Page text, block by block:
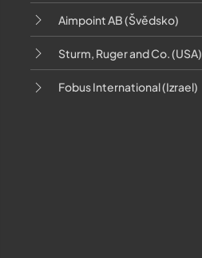
Aimpoint AB (Švědsko)
Sturm, Ruger and Co. (USA)
Fobus International (Izrael)